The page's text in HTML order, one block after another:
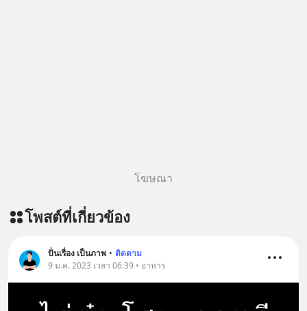
story-ep831-who-killed-harman-
https://lin.ee/aMEkyNA
สนับสนุนโดย Inspire English
========================= 📍กด
รับสิทธิ์ทดลองเรียนฟรี! กับ Inspire
English ที่นี่ : inspire-
โฆษณา
โพสต์ที่เกี่ยวข้อง
ปั่นเรื่อง เป็นภาพ • ติดตาม
9 ม.ค. 2023 เวลา 06:39 • อาหาร